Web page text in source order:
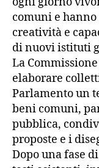
comuni e
creatività e
di nuovi istituti
La
elaborare
Parlamento un
beni comuni,
pubblica,
proposte e i
Dopo una fase